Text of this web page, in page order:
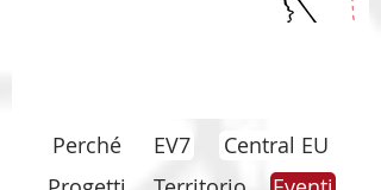
Perché EV7
Central EU